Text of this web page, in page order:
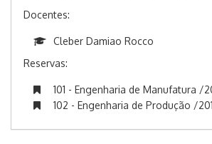
Docentes:
Cleber Damiao Rocco
Reservas:
101 - Engenharia de Manufatura /
102 - Engenharia de Produção /